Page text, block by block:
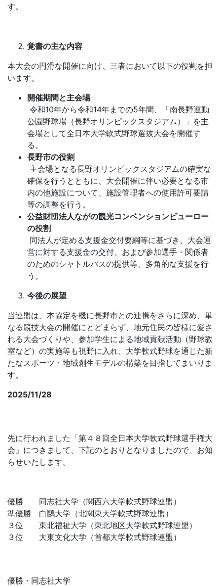
す。
覚書の主な内容
本大会の円滑な開催に向け、三者において以下の役割を担
います。
開催期間と主会場
令和10年から令和14年までの5年間、「南長野運動
公園野球場（長野オリンピックスタジアム）」を主
会場として全日本大学軟式野球選抜大会を開催す
る。
長野市の役割
主会場となる長野オリンピックスタジアムの確実な
確保を行うとともに、大会開催に伴い必要となる市
内の他施設について、施設管理者への使用許可要請
等の調整を行う。
公益財団法人ながの観光コンベンションビューロー
の役割
同法人が定める支援金交付要綱等に基づき、大会運
営に対する支援金の交付、および参加選手・関係者
のためのシャトルバスの提供等、多角的な支援を行
う。
今後の展望
当連盟は、本協定を機に長野市との連携をさらに深め、単
なる競技大会の開催にとどまらず、地元住民の皆様に愛さ
れる大会づくりや、参加学生による地域貢献活動（野球教
室など）の実施等も視野に入れ、大学軟式野球を通じた新
たなスポーツ・地域創生モデルの構築を目指してまいりま
す。
2025/11/28
先に行われました「第４８回全日本大学軟式野球選手権大
会」につきまして、下記のとおりとなりましたので、お知
らせいたします。
優勝 同志社大学（関西六大学軟式野球連盟）
準優勝 白鷗大学（北関東大学軟式野球連盟）
３位 東北福祉大学（東北地区大学軟式野球連盟）
３位 大東文化大学（首都大学軟式野球連盟）
優勝・同志社大学